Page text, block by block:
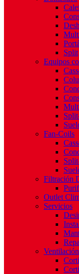
Split
Equipos
Fan-Coils
Filtración
Outlet
Servicios
Ventilación